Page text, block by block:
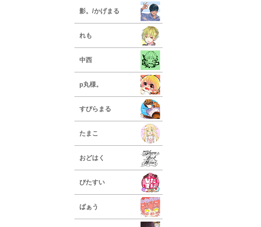
影。/かげまる
れも
中西
p丸様。
すぴらまる
たまこ
おどはく
びたすい
ばぁう